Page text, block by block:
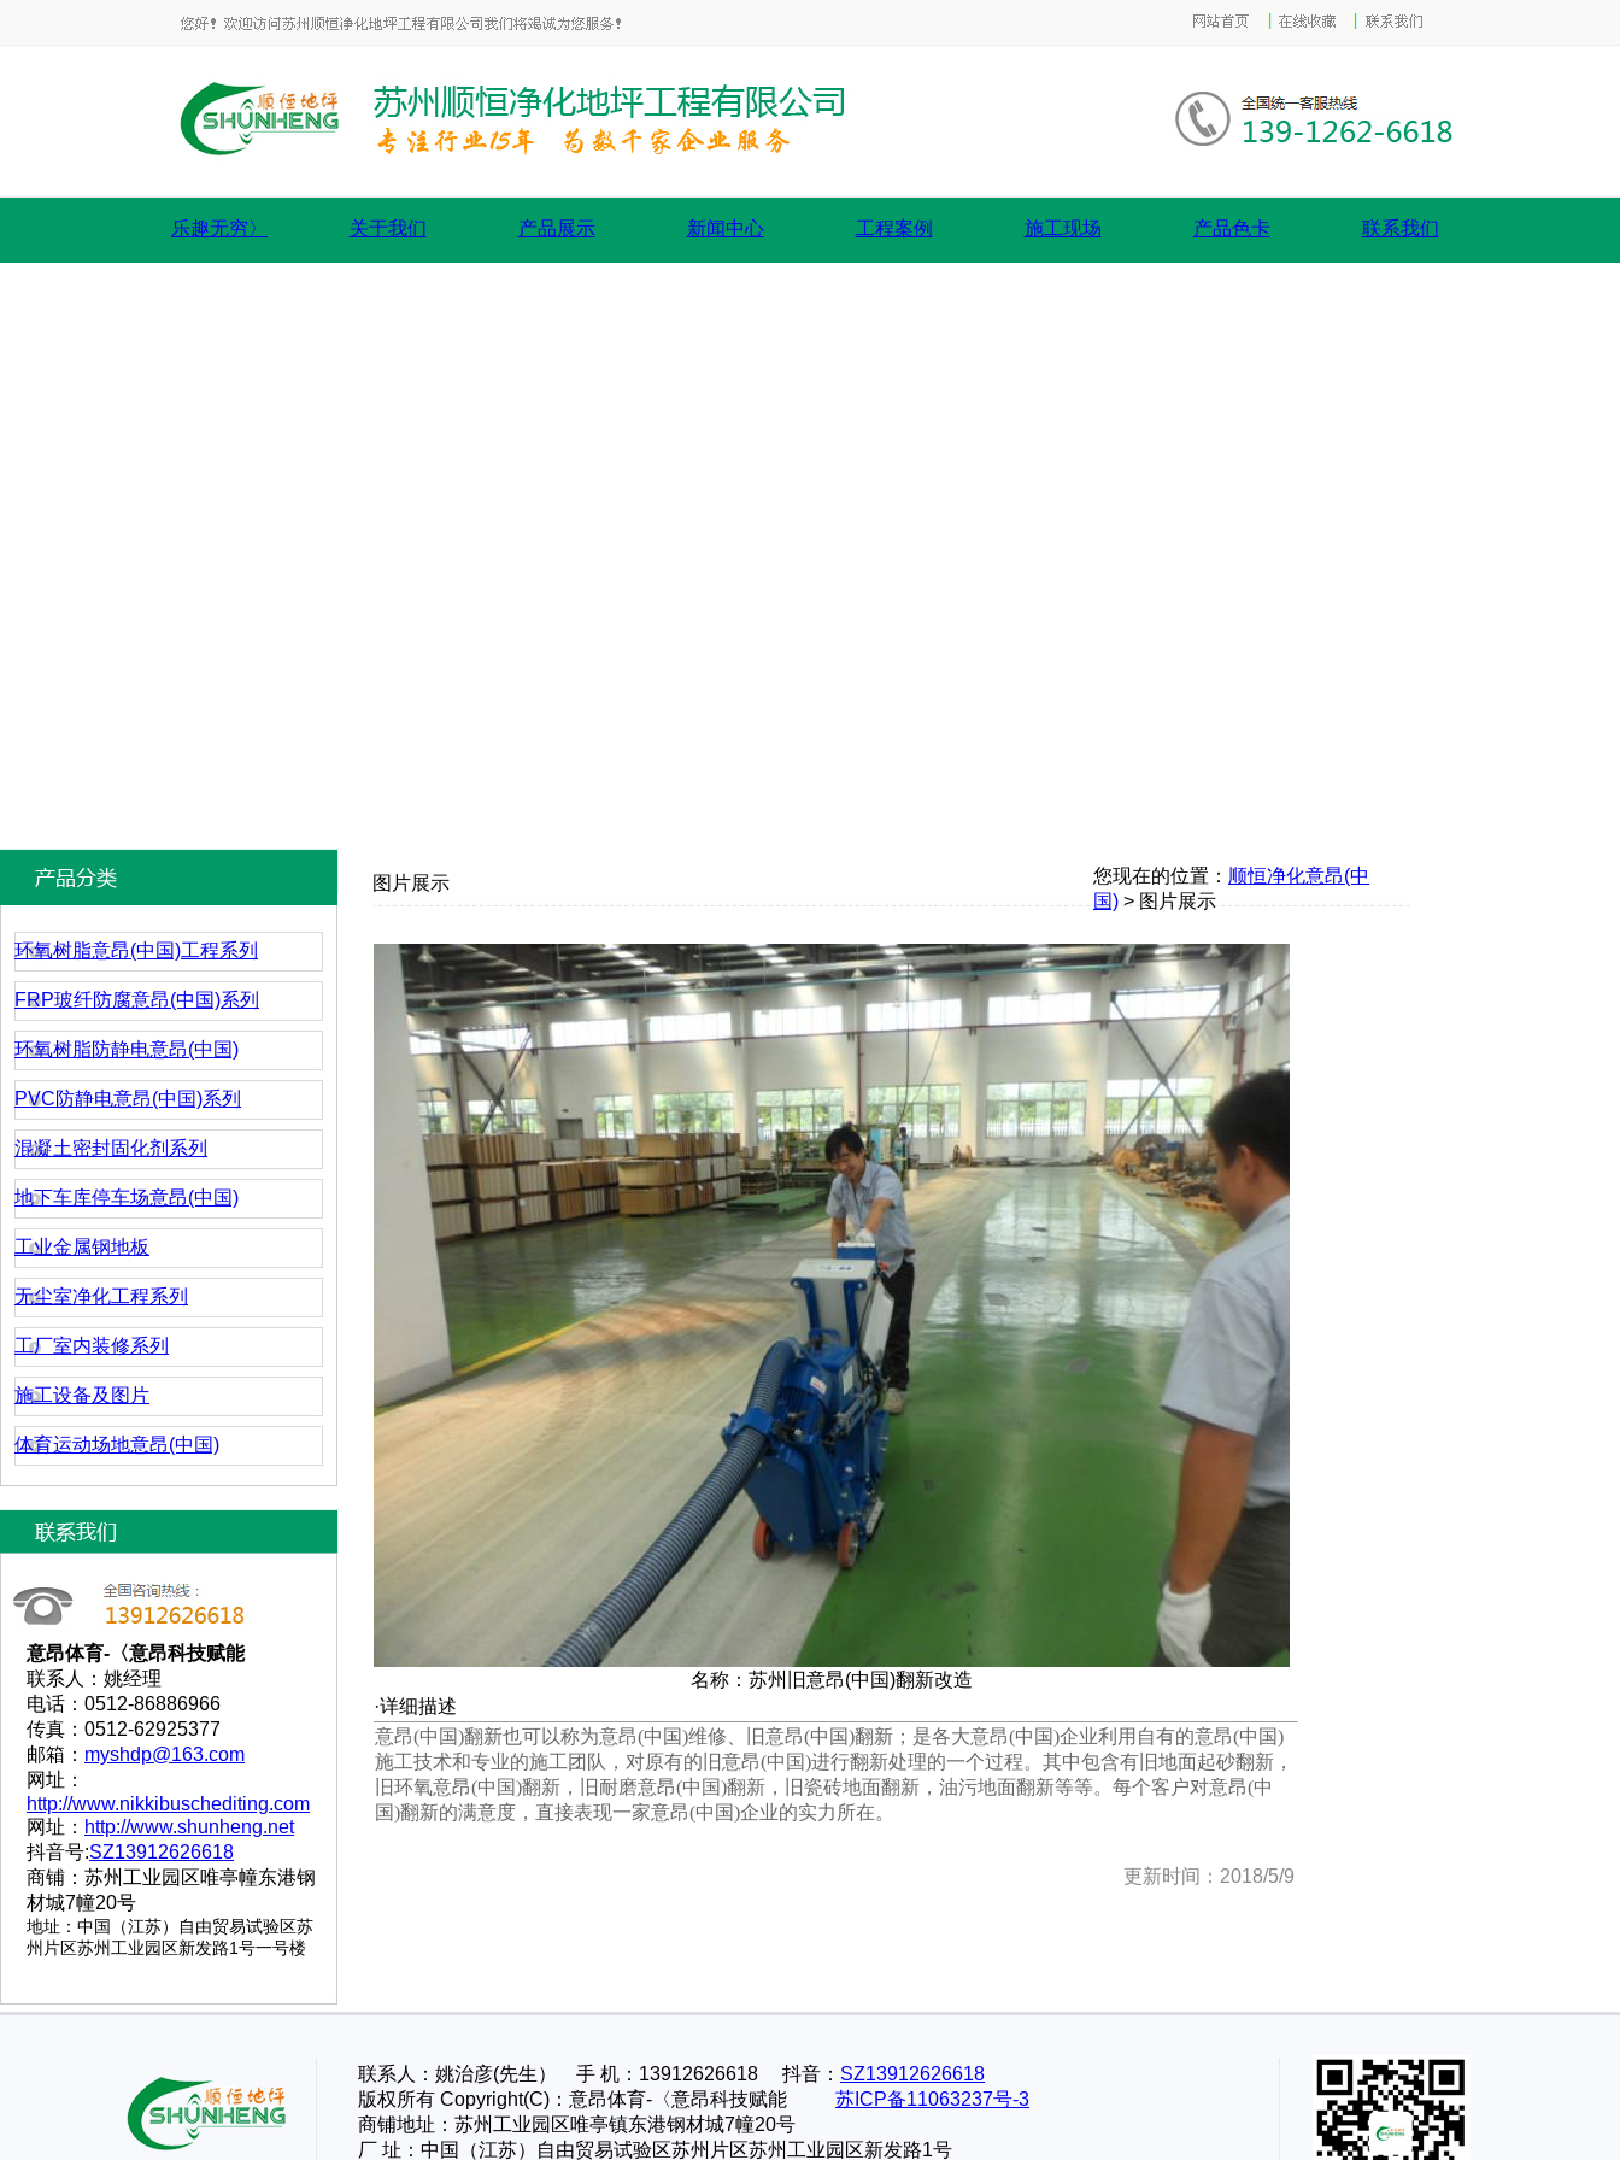
乐趣无穷〉 关于我们 产品展示 新闻中心 工程案例 施工现场 产品色卡 联系我们
环氧树脂意昂(中国)工程系列
FRP玻纤防腐意昂(中国)系列
环氧树脂防静电意昂(中国)
PVC防静电意昂(中国)系列
混凝土密封固化剂系列
地下车库停车场意昂(中国)
工业金属钢地板
无尘室净化工程系列
工厂室内装修系列
施工设备及图片
体育运动场地意昂(中国)
意昂体育-〈意昂科技赋能
联系人：姚经理
电话：0512-86886966
传真：0512-62925377
邮箱： myshdp@163.com
网址：
http://www.nikkibuschediting.com
网址： http://www.shunheng.net
抖音号:SZ13912626618
商铺：苏州工业园区唯亭幢东港钢
材城7幢20号
地址 ： 中国（江苏）自由贸易试验区苏
州片区苏州工业园区新发路1号一号楼
图片展示 您现在的位置： 顺恒净化意昂(中
国)> 图片展示
名称：苏州旧意昂(中国)翻新改造
·详细描述
意昂(中国)翻新也可以称为意昂(中国)维修、旧意昂(中国)翻新；是各大意昂(中国)企业利用自有的意昂(中国)
施工技术和专业的施工团队，对原有的旧意昂(中国)进行翻新处理的一个过程。其中包含有旧地面起砂翻新，
旧环氧意昂(中国)翻新，旧耐磨意昂(中国)翻新，旧瓷砖地面翻新，油污地面翻新等等。每个客户对意昂(中
国)翻新的满意度，直接表现一家意昂(中国)企业的实力所在。
更新时间：2018/5/9
联系人：姚治彦(先生） 手 机：13912626618 抖音： SZ13912626618
版权所有 Copyright(C)：意昂体育-〈意昂科技赋能 苏ICP备11063237号-3
商铺地址：苏州工业园区唯亭镇东港钢材城7幢20号
厂 址： 中国（江苏）自由贸易试验区苏州片区苏州工业园区新发路1号